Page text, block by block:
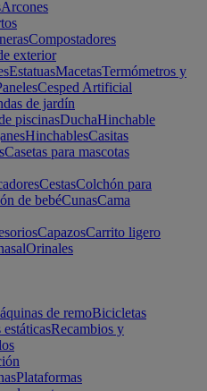
Arcones
Compostadores
exterior
EstatuasMacetasTermómetros y
Cesped Artificial
de jardín
piscinasDuchaHinchable
HinchablesCasitas
Casetas para mascotas
CestasColchón para
de bebéCunasCama
CapazosCarrito ligero
Orinales
de remoBicicletas
Recambios y
Plataformas